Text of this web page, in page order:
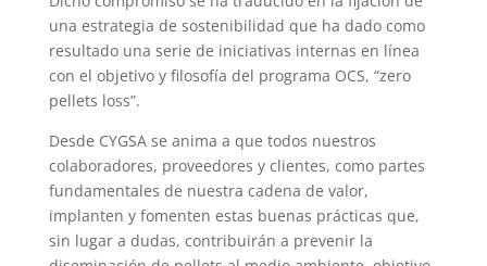
una estrategia de sostenibilidad que ha dado como
resultado una serie de iniciativas internas en línea
con el objetivo y filosofía del programa OCS, “zero
pellets loss”.
Desde CYGSA se anima a que todos nuestros
colaboradores, proveedores y clientes, como partes
fundamentales de nuestra cadena de valor,
implanten y fomenten estas buenas prácticas que,
sin lugar a dudas, contribuirán a prevenir la